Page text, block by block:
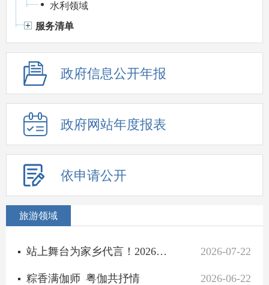
水利领域
服务清单
政府信息公开年报
政府网站年度报表
依申请公开
旅游领域
2026-07-22
站上舞台为家乡代言！2026年“甜蜜伽师·梅好有我”网络宣传人才海选大赛火热报名中
2026-06-22
粽香满伽师 粤伽共抒情